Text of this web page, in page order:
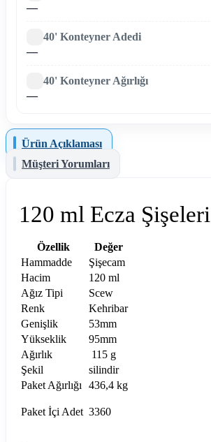
—
40' Konteyner Adedi
—
40' Konteyner Ağırlığı
—
Ürün Açıklaması
Müşteri Yorumları
120 ml Ecza Şişeleri
Özellik
Değer
Hammadde
Şişecam
Hacim
120 ml
Ağız Tipi
Scew
Renk
Kehribar
Genişlik
53mm
Yükseklik
95mm
Ağırlık
115 g
Şekil
silindir
Paket Ağırlığı 436,4 kg
Paket İçi Adet 3360